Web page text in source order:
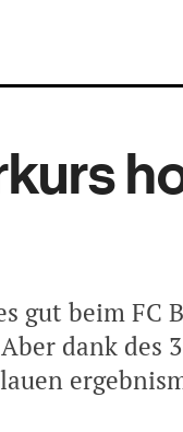
gut beim FC
dank des